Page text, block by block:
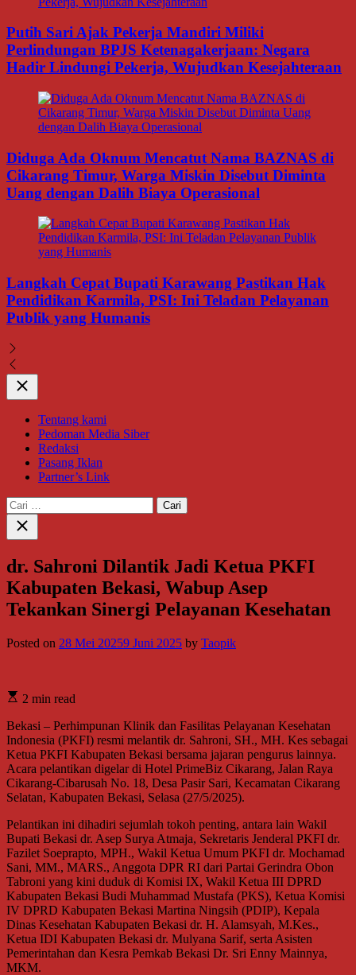
Putih Sari Ajak Pekerja Mandiri Miliki
Perlindungan BPJS Ketenagakerjaan: Negara
Hadir Lindungi Pekerja, Wujudkan Kesejahteraan
Diduga Ada Oknum Mencatut Nama BAZNAS di
Cikarang Timur, Warga Miskin Disebut Diminta
Uang dengan Dalih Biaya Operasional
Langkah Cepat Bupati Karawang Pastikan Hak
Pendidikan Karmila, PSI: Ini Teladan Pelayanan
Publik yang Humanis
Close
Tentang kami
Pedoman Media Siber
Redaksi
Pasang Iklan
Partner’s Link
Cari
untuk:
Close
search
dr. Sahroni Dilantik Jadi Ketua PKFI
Kabupaten Bekasi, Wabup Asep
Tekankan Sinergi Pelayanan Kesehatan
Posted on 28 Mei 20259 Juni 2025 by Taopik
2 min read
Bekasi – Perhimpunan Klinik dan Fasilitas Pelayanan Kesehatan
Indonesia (PKFI) resmi melantik dr. Sahroni, SH., MH. Kes sebagai
Ketua PKFI Kabupaten Bekasi bersama jajaran pengurus lainnya.
Acara pelantikan digelar di Hotel PrimeBiz Cikarang, Jalan Raya
Cikarang-Cibarusah No. 18, Desa Pasir Sari, Kecamatan Cikarang
Selatan, Kabupaten Bekasi, Selasa (27/5/2025).
Pelantikan ini dihadiri sejumlah tokoh penting, antara lain Wakil
Bupati Bekasi dr. Asep Surya Atmaja, Sekretaris Jenderal PKFI dr.
Fazilet Soeprapto, MPH., Wakil Ketua Umum PKFI dr. Mochamad
Sani, MM., MARS., Anggota DPR RI dari Partai Gerindra Obon
Tabroni yang kini duduk di Komisi IX, Wakil Ketua III DPRD
Kabupaten Bekasi Budi Muhammad Mustafa (PKS), Ketua Komisi
IV DPRD Kabupaten Bekasi Martina Ningsih (PDIP), Kepala
Dinas Kesehatan Kabupaten Bekasi dr. H. Alamsyah, M.Kes.,
Ketua IDI Kabupaten Bekasi dr. Mulyana Sarif, serta Asisten
Pemerintahan dan Kesra Pemkab Bekasi Dr. Sri Enny Mainnya,
MKM.